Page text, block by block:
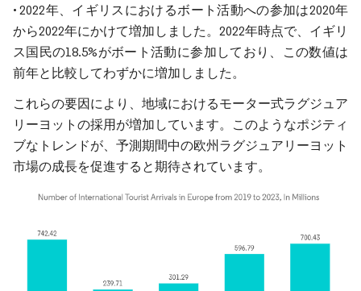
• 2022年、イギリスにおけるボート活動への参加は2020年
から2022年にかけて増加しました。2022年時点で、イギリ
ス国民の18.5%がボート活動に参加しており、この数値は
前年と比較してわずかに増加しました。
これらの要因により、地域におけるモーター式ラグジュア
リーヨットの採用が増加しています。このようなポジティ
ブなトレンドが、予測期間中の欧州ラグジュアリーヨット
市場の成長を促進すると期待されています。